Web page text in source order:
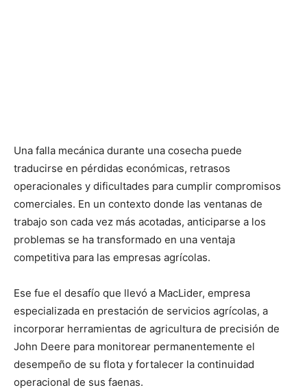
Una falla mecánica durante una cosecha puede
traducirse en pérdidas económicas, retrasos
operacionales y dificultades para cumplir compromisos
comerciales. En un contexto donde las ventanas de
trabajo son cada vez más acotadas, anticiparse a los
problemas se ha transformado en una ventaja
competitiva para las empresas agrícolas.
Ese fue el desafío que llevó a MacLider, empresa
especializada en prestación de servicios agrícolas, a
incorporar herramientas de agricultura de precisión de
John Deere para monitorear permanentemente el
desempeño de su flota y fortalecer la continuidad
operacional de sus faenas.